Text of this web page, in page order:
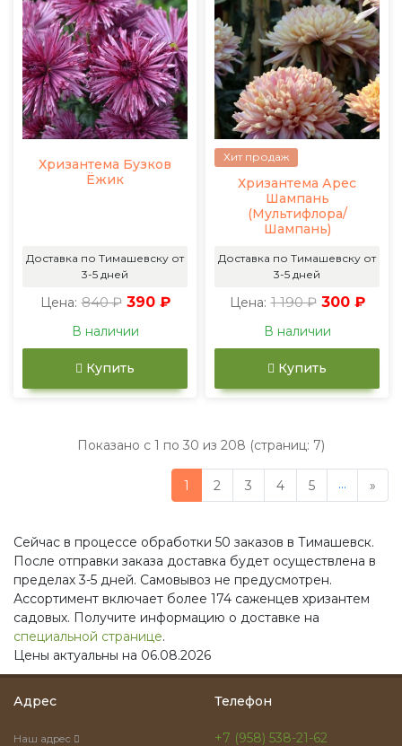
Хризантема Бузков
Ёжик
Доставка по Тимашевску от
3-5 дней
Цена: 840 ₽ 390 ₽
В наличии
Купить
Хит продаж
Хризантема Арес
Шампань
(Мультифлора/
Шампань)
Доставка по Тимашевску от
3-5 дней
Цена: 1 190 ₽ 300 ₽
В наличии
Купить
Показано с 1 по 30 из 208 (страниц: 7)
1 2 3 4 5 ... »
Сейчас в процессе обработки 50 заказов в Тимашевск.
После отправки заказа доставка будет осуществлена в
пределах 3-5 дней. Самовывоз не предусмотрен.
Ассортимент включает более 174 саженцев хризантем
садовых. Получите информацию о доставке на
специальной странице.
Цены актуальны на 06.08.2026
Адрес
Наш адрес
Телефон
+7 (958) 538-21-62